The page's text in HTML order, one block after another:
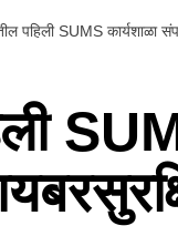
पहिली SUMS कार्यशाळा